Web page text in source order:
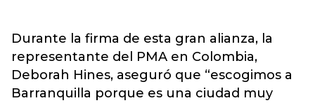
Durante la firma de esta gran alianza, la
representante del PMA en Colombia,
Deborah Hines, aseguró que “escogimos a
Barranquilla porque es una ciudad muy